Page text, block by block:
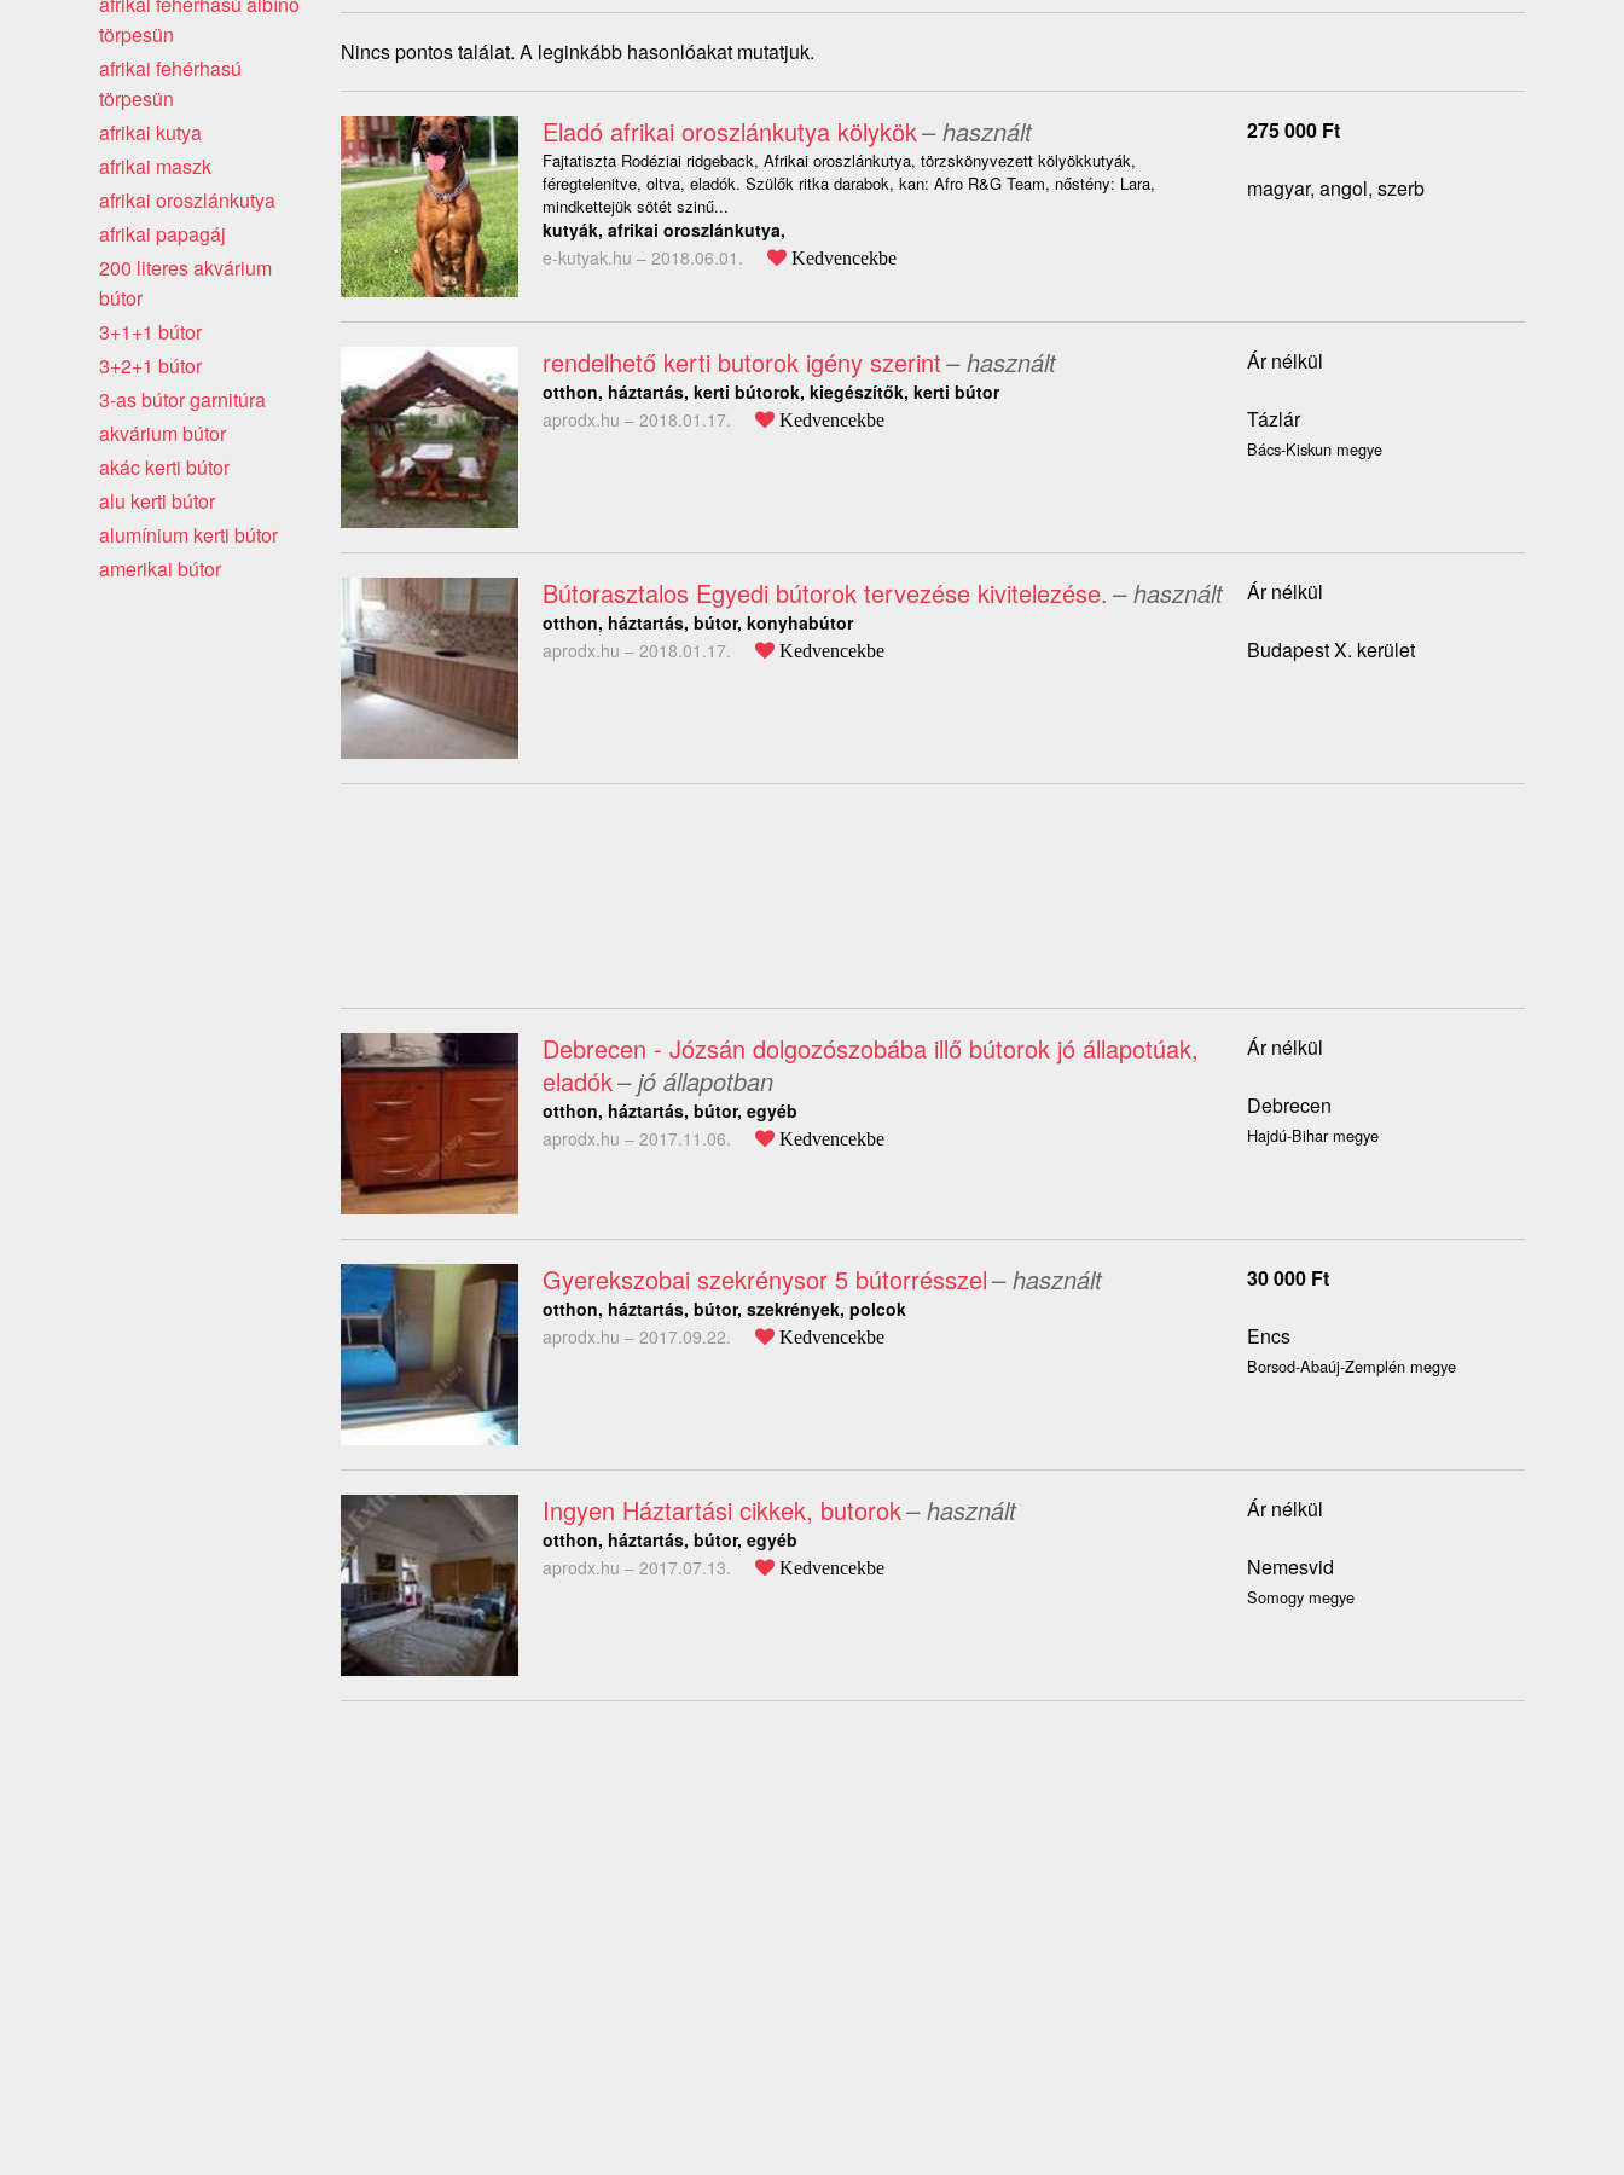
Nincs pontos találat. A leginkább hasonlóakat mutatjuk.
Eladó afrikai oroszlánkutya kölykök– használt
Fajtatiszta Rodéziai ridgeback, Afrikai oroszlánkutya, törzskönyvezett kölyökkutyák,
féregtelenitve, oltva, eladók. Szülők ritka darabok, kan: Afro R&G Team, nőstény: Lara,
mindkettejük sötét szinű...
kutyák, afrikai oroszlánkutya,
e-kutyak.hu – 2018.06.01. Kedvencekbe
275 000 Ft
magyar, angol, szerb
rendelhető kerti butorok igény szerint– használt
otthon, háztartás, kerti bútorok, kiegészítők, kerti bútor
aprodx.hu – 2018.01.17. Kedvencekbe
Ár nélkül
Tázlár
Bács-Kiskun megye
Bútorasztalos Egyedi bútorok tervezése kivitelezése. – használt
otthon, háztartás, bútor, konyhabútor
aprodx.hu – 2018.01.17. Kedvencekbe
Ár nélkül
Budapest X. kerület
Debrecen - Józsán dolgozószobába illő bútorok jó állapotúak,
eladók– jó állapotban
otthon, háztartás, bútor, egyéb
aprodx.hu – 2017.11.06. Kedvencekbe
Ár nélkül
Debrecen
Hajdú-Bihar megye
Gyerekszobai szekrénysor 5 bútorrésszel– használt
otthon, háztartás, bútor, szekrények, polcok
aprodx.hu – 2017.09.22. Kedvencekbe
30 000 Ft
Encs
Borsod-Abaúj-Zemplén megye
Ingyen Háztartási cikkek, butorok– használt
otthon, háztartás, bútor, egyéb
aprodx.hu – 2017.07.13. Kedvencekbe
Ár nélkül
Nemesvid
Somogy megye
törpesün
afrikai fehérhasú
törpesün
afrikai kutya
afrikai maszk
afrikai oroszlánkutya
afrikai papagáj
200 literes akvárium
bútor
3+1+1 bútor
3+2+1 bútor
3-as bútor garnitúra
akvárium bútor
akác kerti bútor
alu kerti bútor
alumínium kerti bútor
amerikai bútor